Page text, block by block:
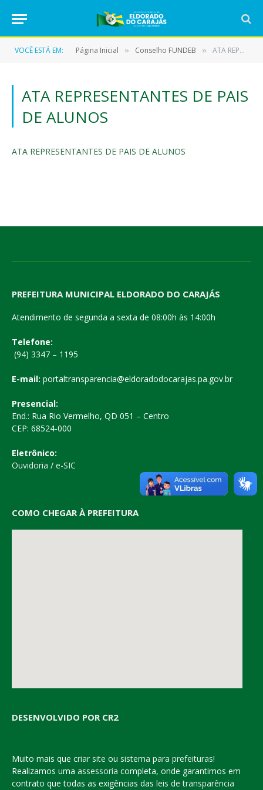
VOCÊ ESTÁ EM: Página Inicial » Conselho FUNDEB » ATA REPRESENTANTES DE PAIS DE ALUNOS
ATA REPRESENTANTES DE PAIS
DE ALUNOS
ATA REPRESENTANTES DE PAIS DE ALUNOS
PREFEITURA MUNICIPAL ELDORADO DO CARAJÁS
Atendimento de segunda a sexta de 08:00h às 14:00h
Telefone:
(94) 3347 – 1195
E-mail: portaltransparencia@eldoradodocarajas.pa.gov.br
Presencial:
End.: Rua Rio Vermelho, QD 051 – Centro
CEP: 68524-000
Eletrônico:
Ouvidoria / e-SIC
COMO CHEGAR À PREFEITURA
DESENVOLVIDO POR CR2
Muito mais que criar site ou sistema para prefeituras!
Realizamos uma assessoria completa, onde garantimos em
contrato que todas as exigências das leis de transparência